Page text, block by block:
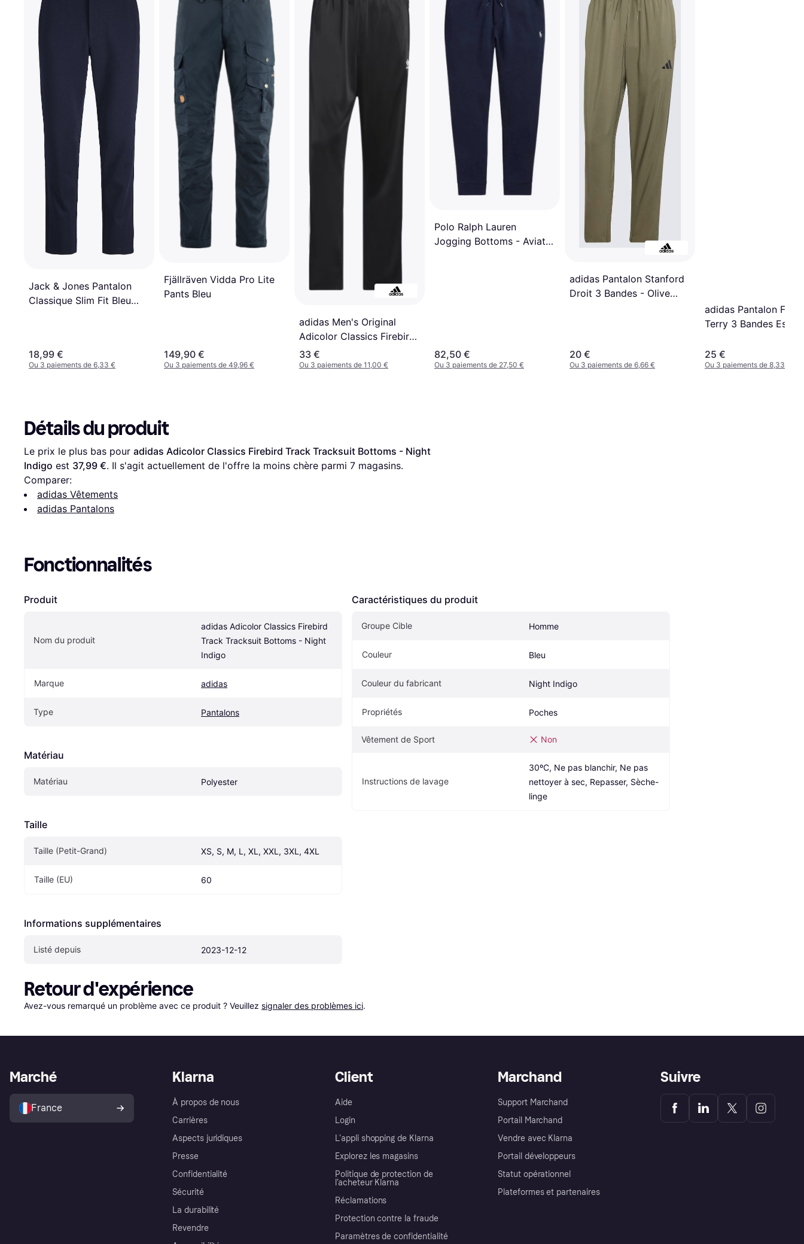
Jack & Jones Pantalon
Classique Slim Fit Bleu
18,99 €
Ou 3 paiements de 6,33 €
Fjällräven Vidda Pro Lite
Pants Bleu
149,90 €
Ou 3 paiements de 49,96 €
adidas Men's Original
Adicolor Classics Firebird
Track Pants - Black/White
33 €
Ou 3 paiements de 11,00 €
Polo Ralph Lauren
Jogging Bottoms - Aviator
82,50 €
Ou 3 paiements de 27,50 €
adidas Pantalon Stanford
Droit 3 Bandes - Olive
20 €
Ou 3 paiements de 6,66 €
adidas Pantalon
Terry 3 Bandes
25 €
Ou 3 paiements de 8,33 €
Détails du produit
Le prix le plus bas pour adidas Adicolor Classics Firebird Track Tracksuit Bottoms - Night
Indigo est 37,99 €. Il s'agit actuellement de l'offre la moins chère parmi 7 magasins.
Comparer:
adidas Vêtements
adidas Pantalons
Fonctionnalités
Produit
Nom du produit
adidas Adicolor Classics Firebird
Track Tracksuit Bottoms - Night
Indigo
Marque adidas
Type Pantalons
Matériau
Matériau Polyester
Taille
Taille (Petit-Grand) XS, S, M, L, XL, XXL, 3XL, 4XL
Taille (EU) 60
Informations supplémentaires
Listé depuis 2023-12-12
Caractéristiques du produit
Groupe Cible Homme
Couleur Bleu
Couleur du fabricant Night Indigo
Propriétés Poches
Vêtement de Sport Non
Instructions de lavage
30ºC, Ne pas blanchir, Ne pas
nettoyer à sec, Repasser, Sèche-
linge
Retour d'expérience
Avez-vous remarqué un problème avec ce produit ? Veuillez signaler des problèmes ici.
Klarna
À propos de nous
Carrières
Aspects juridiques
Presse
Confidentialité
Sécurité
La durabilité
Revendre
Client
Aide
Login
L'appli shopping de Klarna
Explorez les magasins
Politique de protection de
l’acheteur Klarna
Réclamations
Protection contre la fraude
Paramètres de confidentialité
Marchand
Support Marchand
Portail Marchand
Vendre avec Klarna
Portail développeurs
Statut opérationnel
Plateformes et partenaires
Marché
France
Suivre